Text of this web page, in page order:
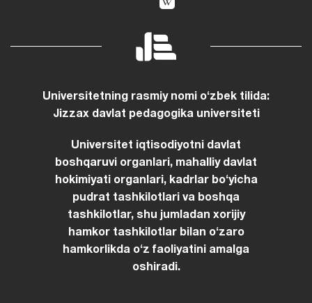
Universitetning rasmiy nomi oʻzbek tilida:
Jizzax davlat pedagogika universiteti
Universitet iqtisodiyotni davlat
boshqaruvi organlari, mahalliy davlat
hokimiyati organlari, kadrlar boʻyicha
pudrat tashkilotlari va boshqa
tashkilotlar, shu jumladan xorijiy
hamkor tashkilotlar bilan oʻzaro
hamkorlikda oʻz faoliyatini amalga
oshiradi.